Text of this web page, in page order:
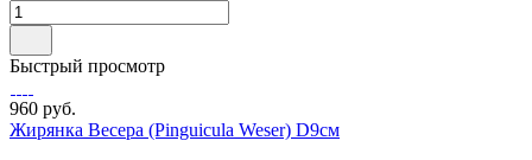
Быстрый просмотр
960 руб.
Жирянка Весера (Pinguicula Weser) D9см